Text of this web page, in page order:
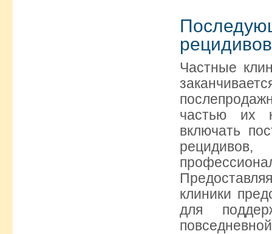
рецидивов
Частные
частью их
включать
клиники
для